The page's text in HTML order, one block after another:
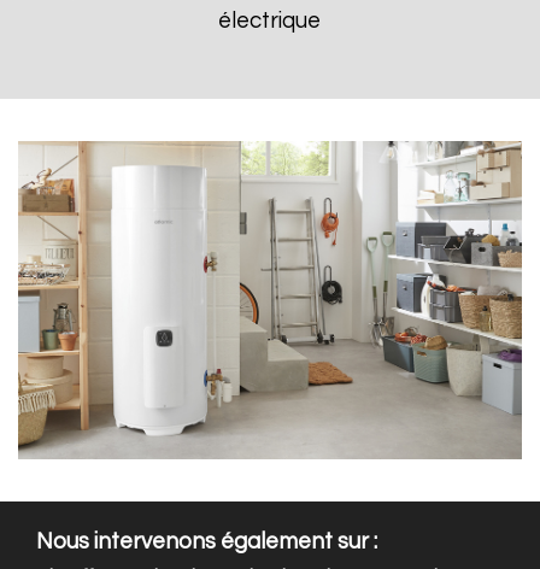
électrique
Nous intervenons également sur :